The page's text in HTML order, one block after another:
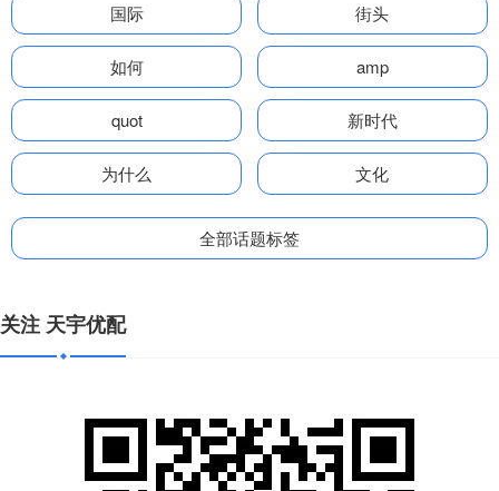
国际 街头
如何 amp
quot 新时代
为什么 文化
全部话题标签
关注 天宇优配